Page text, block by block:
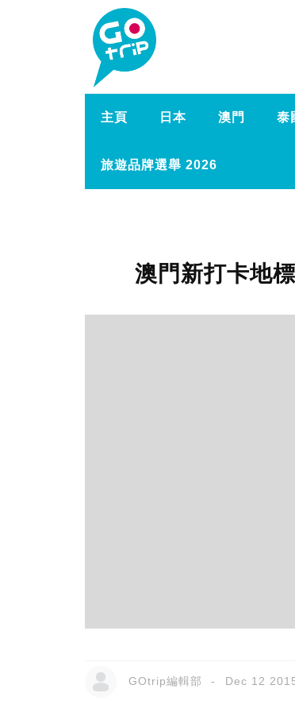
主頁 日本 澳門 泰
旅遊品牌選舉 2026
澳門新打卡地
GOtrip編輯部 Dec 12